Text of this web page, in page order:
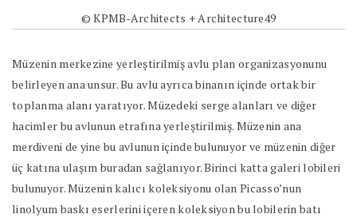
© KPMB-Architects + Architecture49
Müzenin merkezine yerleştirilmiş avlu plan organizasyonunu
belirleyen ana unsur. Bu avlu ayrıca binanın içinde ortak bir
toplanma alanı yaratıyor. Müzedeki serge alanları ve diğer
hacimler bu avlunun etrafına yerleştirilmiş. Müzenin ana
merdiveni de yine bu avlunun içinde bulunuyor ve müzenin diğer
üç katına ulaşım buradan sağlanıyor. Birinci katta galeri lobileri
bulunuyor. Müzenin kalıcı koleksiyonu olan Picasso’nun
linolyum baskı eserlerini içeren koleksiyon bu lobilerin batı